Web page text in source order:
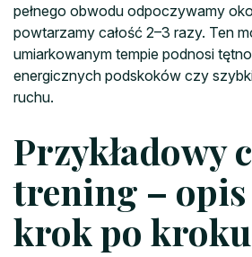
pełnego obwodu odpoczywamy
powtarzamy całość 2–3 razy. Ten
umiarkowanym tempie podnosi
energicznych podskoków czy
ruchu.
Przykładowy
trening – opis
krok po kroku